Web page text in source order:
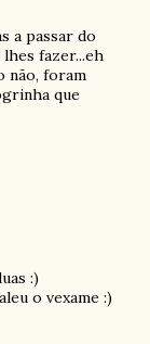
a passar do
fazer...eh
não, foram
que
:)
o vexame :)